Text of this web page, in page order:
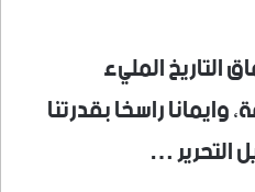
التاريخ المليء
وايمانا راسخا بقدرتنا
التحرير …